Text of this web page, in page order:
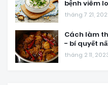
bệnh viêm
tháng 7 21,
Cách làm
- bí quyết
tháng 2 11,